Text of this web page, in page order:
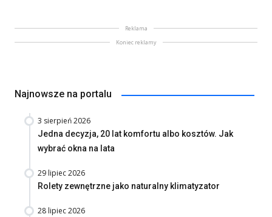
Reklama
Koniec reklamy
Najnowsze na portalu
3 sierpień 2026
Jedna decyzja, 20 lat komfortu albo kosztów. Jak
wybrać okna na lata
29 lipiec 2026
Rolety zewnętrzne jako naturalny klimatyzator
28 lipiec 2026